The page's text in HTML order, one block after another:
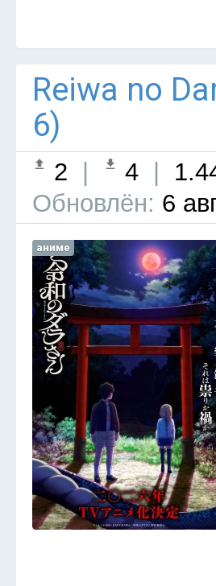
Reiwa no
6)
2 4
Обновлён: 6
аниме